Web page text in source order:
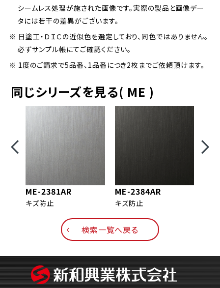
シームレス処理が施された画像です。実際の製品と画像デー
タには若干の差異がございます。
※ 日塗工・ＤＩＣの近似色を選定しており、同色ではありません。
必ずサンプル帳にてご確認ください。
※ 1度のご請求で5品番、1品番につき2枚までご依頼頂けます。
同じシリーズを見る( ME )
ME-2381AR
キズ防止
ME-2384AR
キズ防止
検索一覧へ戻る